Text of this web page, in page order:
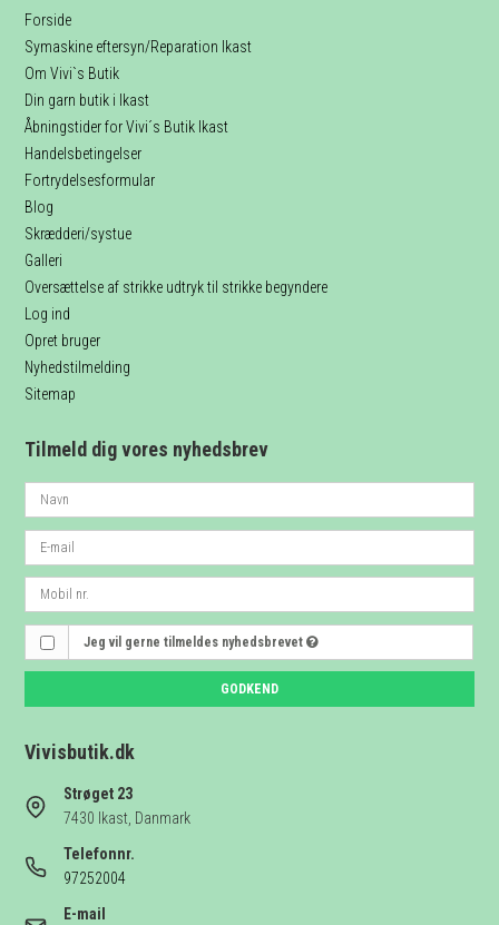
Forside
Symaskine eftersyn/Reparation Ikast
Om Vivi`s Butik
Din garn butik i Ikast
Åbningstider for Vivi´s Butik Ikast
Handelsbetingelser
Fortrydelsesformular
Blog
Skrædderi/systue
Galleri
Oversættelse af strikke udtryk til strikke begyndere
Log ind
Opret bruger
Nyhedstilmelding
Sitemap
Tilmeld dig vores nyhedsbrev
Jeg vil gerne tilmeldes nyhedsbrevet
GODKEND
Vivisbutik.dk
Strøget 23
7430 Ikast, Danmark
Telefonnr.
97252004
E-mail